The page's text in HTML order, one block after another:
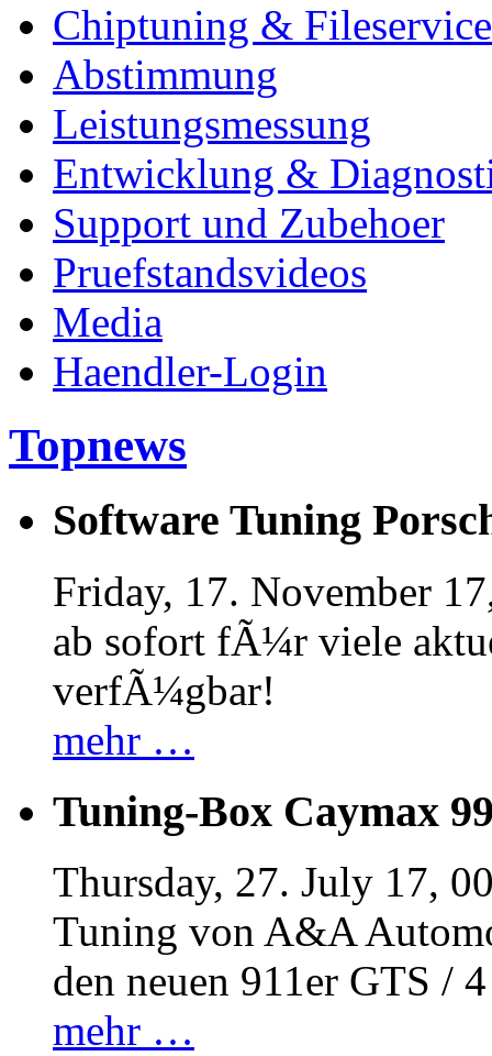
Chiptuning & Fileservice
Abstimmung
Leistungsmessung
Entwicklung &
Support und Zubehoer
Pruefstandsvideos
Media
Haendler-Login
Topnews
Software Tuning
Friday, 17. November
ab sofort fÃ¼r viele
verfÃ¼gbar!
mehr …
Tuning-Box Caymax
Thursday, 27. July 17,
Tuning von A&A
den neuen 911er GTS /
mehr …